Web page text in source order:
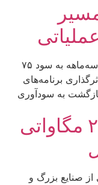
شرکت فرآورده‌های نسوز ایران در عملکرد سه‌ماهه به سود ۷۵
برنامه‌های
به سودآوری
احداث نیروگاه گازی ۲۴ مگاواتی
صنایع بزرگ و